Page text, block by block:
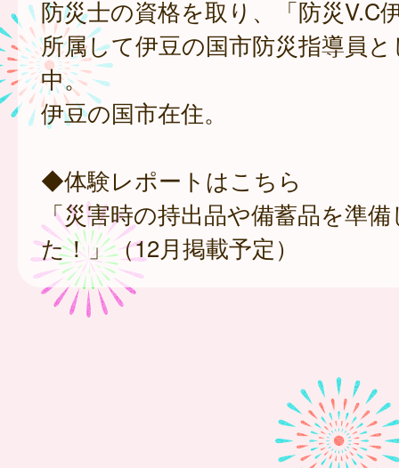
防災士の資格を取り、「防災V.C
所属して伊豆の国市防災指導員
中。
伊豆の国市在住。
◆体験レポートはこちら
「災害時の持出品や備蓄品を準
た！」（12月掲載予定）